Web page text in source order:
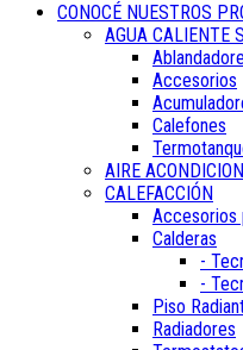
CONOCÉ NUESTROS
AGUA CALIENTE
Accesorios
Calefones
AIRE
CALEFACCIÓN
Accesorios
Calderas
-
-
Piso
Radiadores